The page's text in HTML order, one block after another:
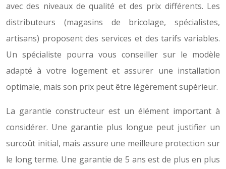
avec des niveaux de qualité et des prix différents. Les
distributeurs (magasins de bricolage, spécialistes,
artisans) proposent des services et des tarifs variables.
Un spécialiste pourra vous conseiller sur le modèle
adapté à votre logement et assurer une installation
optimale, mais son prix peut être légèrement supérieur.
La garantie constructeur est un élément important à
considérer. Une garantie plus longue peut justifier un
surcoût initial, mais assure une meilleure protection sur
le long terme. Une garantie de 5 ans est de plus en plus